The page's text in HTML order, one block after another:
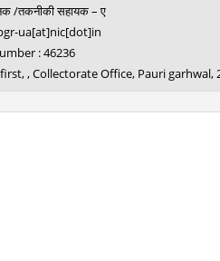
/तकनीकी सहायक – ए
ua[at]nic[dot]in
: 46236
, Collectorate Office, Pauri garhwal,